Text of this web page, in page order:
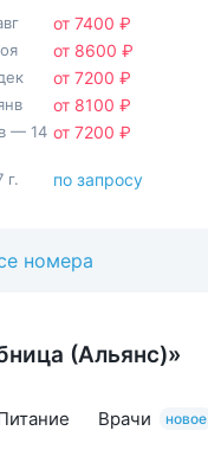
от 7400 ₽
от 8600 ₽
от 7200 ₽
от 8100 ₽
— 14 от 7200 ₽
г. по запросу
номера
(Альянс)»
Врачи новое